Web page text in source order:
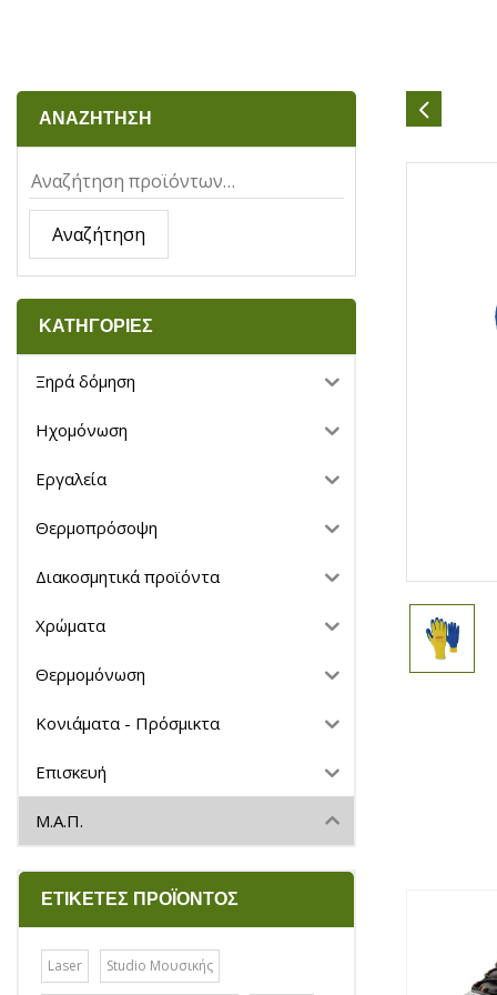
ΑΝΑΖΗΤΗΣΗ
Αναζήτηση
ΚΑΤΗΓΟΡΙΕΣ
Ξηρά δόμηση
Ηχομόνωση
Εργαλεία
Θερμοπρόσοψη
Διακοσμητικά προϊόντα
Χρώματα
Θερμομόνωση
Κονιάματα - Πρόσμικτα
Επισκευή
Μ.Α.Π.
ΕΤΙΚΈΤΕΣ ΠΡΟΪΌΝΤΟΣ
Laser Studio Μουσικής